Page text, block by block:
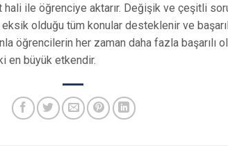
ile öğrenciye aktarır. Değişik ve çeşitli
olduğu tüm konular desteklenir ve başarılı
her zaman daha fazla başarılı
en büyük etkendir.